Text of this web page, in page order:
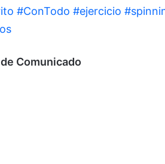
#ConTodo #ejercicio
Comunicado